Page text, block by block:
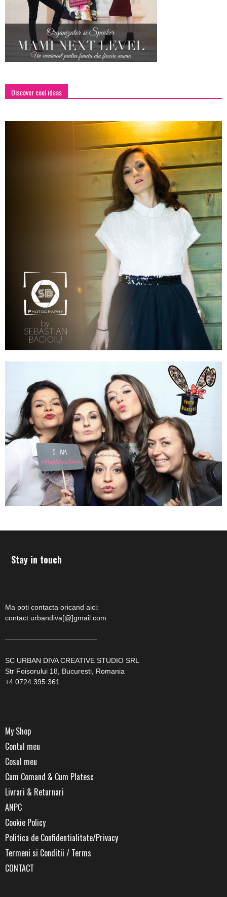
Discover cool ideas
Stay in touch
Ma poti contacta oricand aici:
contact.urbandiva[@]gmail.com
—————————————
SC URBAN DIVA CREATIVE STUDIO SRL
Str Foisorului 18, Bucuresti, Romania
+4 0724 395 361
My Shop
Contul meu
Cosul meu
Cum Comand & Cum Platesc
Livrari & Returnari
ANPC
Cookie Policy
Politica de Confidentialitate/Privacy
Termeni si Conditii / Terms
CONTACT